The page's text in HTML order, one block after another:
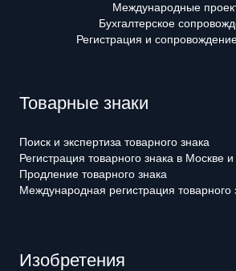
Международные
Бухгалтерское
Регистрация и
Товарные знаки
Поиск и экспертиза товарного знака
Регистрация товарного знака в Москве
Продление товарного знака
Международная регистрация товарного
Изобретения